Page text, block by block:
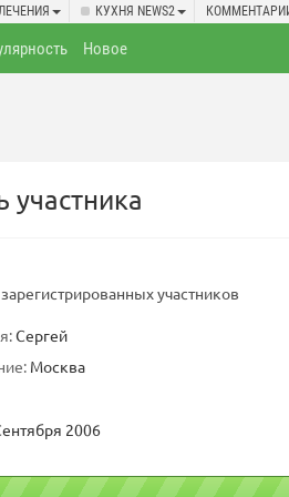
КУХНЯ NEWS2
Новое
участников
Сергей
Москва
2006